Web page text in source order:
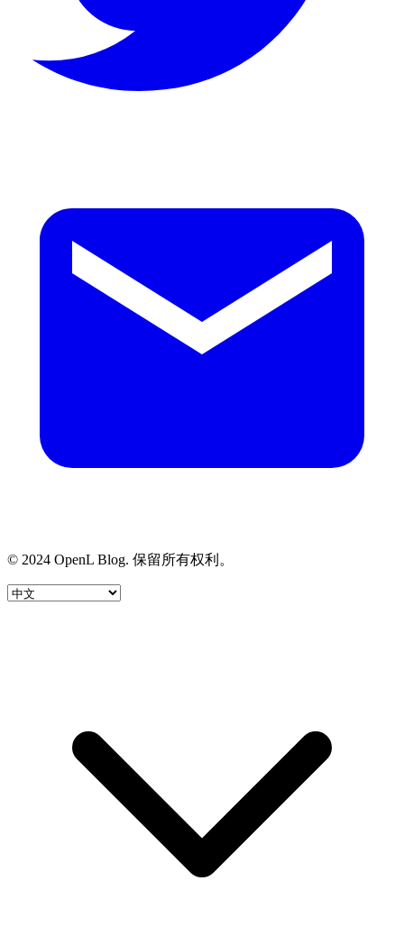
© 2024 OpenL Blog. 保留所有权利。